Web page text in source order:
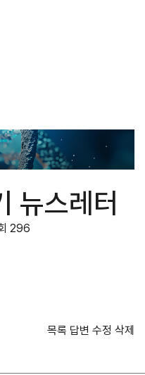
뉴스레터
296
목록 답변 수정 삭제